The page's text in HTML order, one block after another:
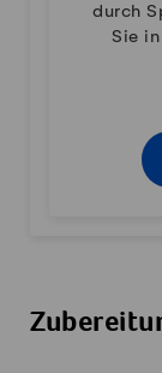
durch
Sie